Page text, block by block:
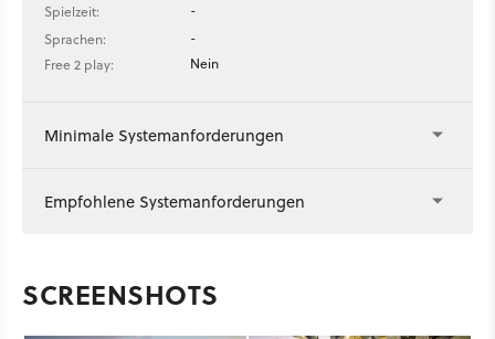
Spielzeit:
-
Sprachen:
-
Free 2 play:
Nein
Minimale Systemanforderungen
Empfohlene Systemanforderungen
SCREENSHOTS